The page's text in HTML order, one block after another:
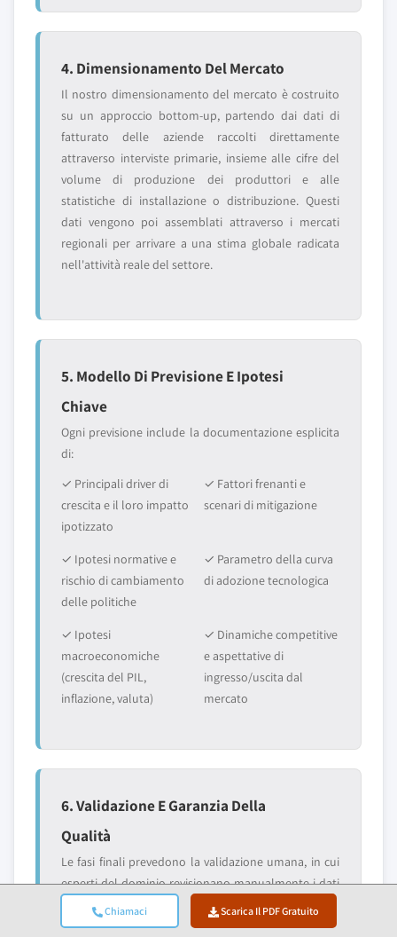
Chiamaci Scarica Il PDF Gratuito
4. Dimensionamento Del Mercato
Il nostro dimensionamento del mercato è costruito
su un approccio bottom-up, partendo dai dati di
fatturato delle aziende raccolti direttamente
attraverso interviste primarie, insieme alle cifre del
volume di produzione dei produttori e alle
statistiche di installazione o distribuzione. Questi
dati vengono poi assemblati attraverso i mercati
regionali per arrivare a una stima globale radicata
nell'attività reale del settore.
5. Modello Di Previsione E Ipotesi
Chiave
Ogni previsione include la documentazione esplicita
di:
✓ Principali driver di
crescita e il loro impatto
ipotizzato
✓ Fattori frenanti e
scenari di mitigazione
✓ Ipotesi normative e
rischio di cambiamento
delle politiche
✓ Parametro della curva
di adozione tecnologica
✓ Ipotesi
macroeconomiche
(crescita del PIL,
inflazione, valuta)
✓ Dinamiche competitive
e aspettative di
ingresso/uscita dal
mercato
6. Validazione E Garanzia Della
Qualità
Le fasi finali prevedono la validazione umana, in cui
esperti del dominio revisionano manualmente i dati
filtrati per identificare sfumature ed errori
contestuali che i sistemi automatizzati potrebbero